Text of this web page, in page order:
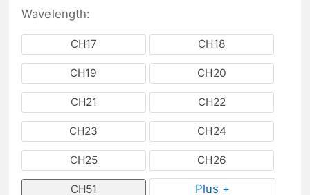
Wavelength:
CH17 CH18
CH19 CH20
CH21 CH22
CH23 CH24
CH25 CH26
CH51 Plus +